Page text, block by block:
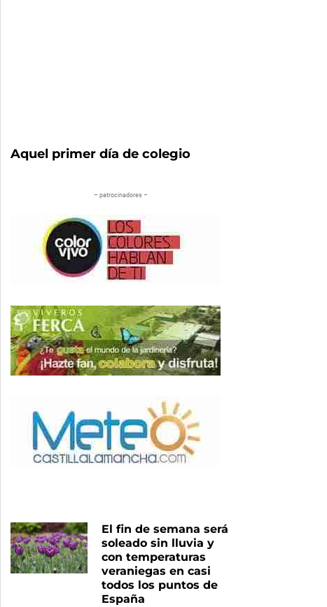
Aquel primer día de colegio
– patrocinadores –
El fin de semana será
soleado sin lluvia y
con temperaturas
veraniegas en casi
todos los puntos de
España